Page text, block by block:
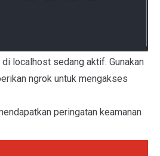
localhost sedang aktif. Gunakan
ngrok untuk mengakses
peringatan keamanan